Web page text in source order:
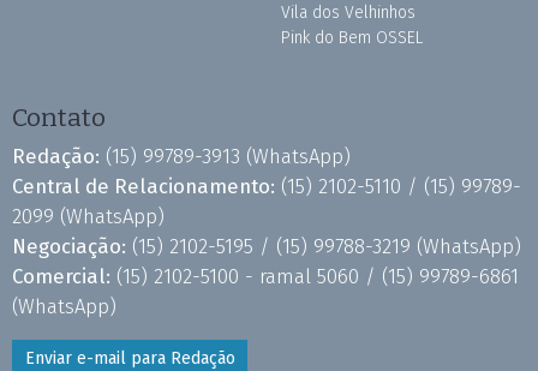
Vila dos Velhinhos
Pink do Bem OSSEL
Contato
Redação: (15) 99789-3913 (WhatsApp)
Central de Relacionamento: (15) 2102-5110 / (15) 99789-
2099 (WhatsApp)
Negociação: (15) 2102-5195 / (15) 99788-3219 (WhatsApp)
Comercial: (15) 2102-5100 - ramal 5060 / (15) 99789-6861
(WhatsApp)
Enviar e-mail para Redação